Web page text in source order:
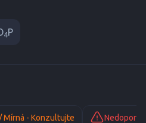
4P
Mírná - Konzultujte